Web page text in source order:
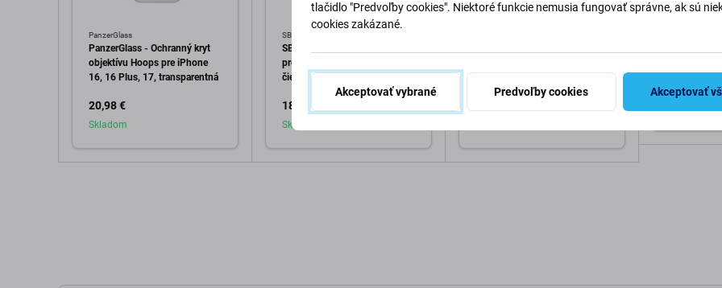
PanzerGlass
PanzerGlass - Ochranný kryt
objektívu Hoops pre iPhone
16, 16 Plus, 17, transparentná
20,98 €
Skladom
SBS
SBS - Tvrdené sklo Full Cover
pre iPhone 17/17 Pro/16 Pro,
čierna
18,98 €
Skladom
tlačidlo "Predvoľby cookies". Niektoré funkcie nemusia fungovať správne, ak sú
cookies zakázané.
Akceptovať vybrané Predvoľby cookies Akceptovať